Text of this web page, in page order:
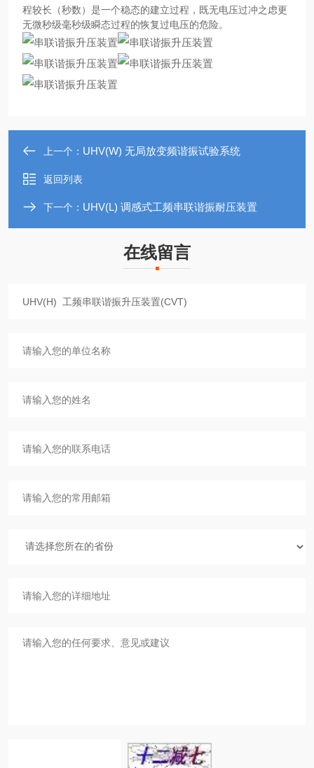
程较长（秒数）是一个稳态的建立过程，既无电压过冲之虑更
无微秒级毫秒级瞬态过程的恢复过电压的危险。
上一个： UHV(W) 无局放变频谐振试验系统
返回列表
下一个： UHV(L) 调感式工频串联谐振耐压装置
在线留言